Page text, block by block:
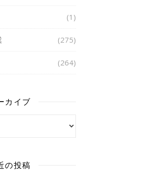
(1)
(275)
(264)
カイブ
の投稿